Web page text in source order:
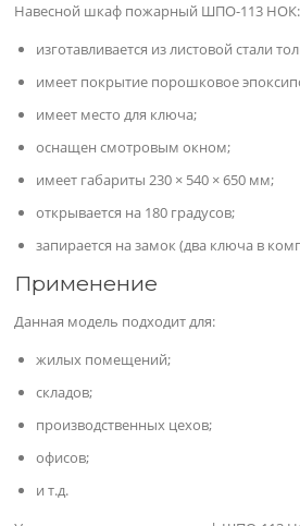
Навесной шкаф пожарный ШПО-113 НОК:
изготавливается из листовой стали
имеет покрытие порошковое
имеет место для ключа;
оснащен смотровым окном;
имеет габариты 230 × 540 × 650 мм;
открывается на 180 градусов;
запирается на замок (два ключа в
Применение
Данная модель подходит для:
жилых помещений;
складов;
производственных цехов;
офисов;
и т.д.